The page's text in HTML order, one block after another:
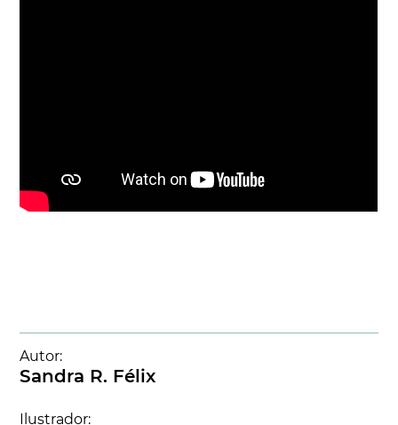
Autor:
Sandra R. Félix
Ilustrador: